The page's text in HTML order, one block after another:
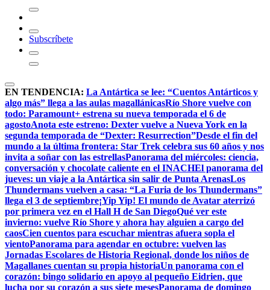
Subscríbete
EN TENDENCIA: La Antártica se lee: “Cuentos Antárticos y
algo más” llega a las aulas magallánicasRío Shore vuelve con
todo: Paramount+ estrena su nueva temporada el 6 de
agostoAnota este estreno: Dexter vuelve a Nueva York en la
segunda temporada de “Dexter: Resurrection”Desde el fin del
mundo a la última frontera: Star Trek celebra sus 60 años y nos
invita a soñar con las estrellasPanorama del miércoles: ciencia,
conversación y chocolate caliente en el INACHEl panorama del
jueves: un viaje a la Antártica sin salir de Punta ArenasLos
Thundermans vuelven a casa: “La Furia de los Thundermans”
llega el 3 de septiembre¡Yip Yip! El mundo de Avatar aterrizó
por primera vez en el Hall H de San DiegoQué ver este
invierno: vuelve Río Shore y ahora hay alguien a cargo del
caosCien cuentos para escuchar mientras afuera sopla el
vientoPanorama para agendar en octubre: vuelven las
Jornadas Escolares de Historia Regional, donde los niños de
Magallanes cuentan su propia historiaUn panorama con el
corazón: bingo solidario en apoyo al pequeño Eidrien, que
lucha por su corazón a sus siete mesesPanorama de domingo